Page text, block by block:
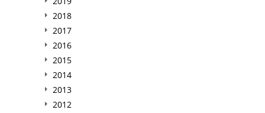
2018
2017
2016
2015
2014
2013
2012